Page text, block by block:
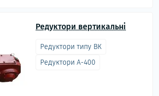
Редуктори вертикальні
Редуктори типу ВК
Редуктори А-400